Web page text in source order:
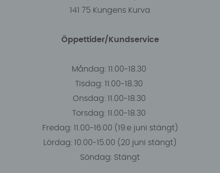
141 75 Kungens Kurva
Öppettider/Kundservice
Måndag: 11.00-18.30
Tisdag: 11.00-18.30
Onsdag: 11.00-18.30
Torsdag: 11.00-18.30
Fredag: 11.00-16:00 (19:e juni stängt)
Lördag: 10.00-15.00 (20 juni stängt)
Söndag: Stängt